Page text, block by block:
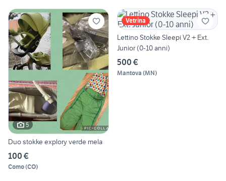
5
Duo stokke explory verde mela
100 €
Como(CO)
Vetrina
Lettino Stokke Sleepi V2 + Ext.
Junior (0-10 anni)
500 €
Mantova (MN)